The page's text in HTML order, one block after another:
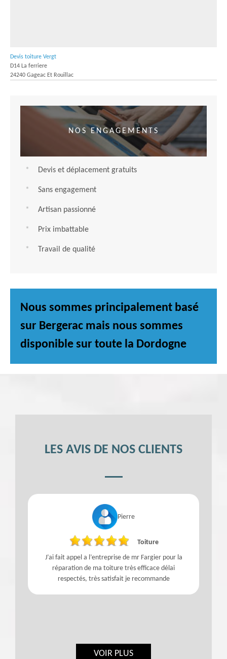
Devis toiture Vergt
D14 La ferriere
24240 Gageac Et Rouillac
NOS ENGAGEMENTS
Devis et déplacement gratuits
Sans engagement
Artisan passionné
Prix imbattable
Travail de qualité
Nous sommes principalement basé
sur Bergerac mais nous sommes
disponible sur toute la Dordogne
LES AVIS DE NOS CLIENTS
Pierre
Toiture
J’ai fait appel a l’entreprise de mr Fargier pour la
réparation de ma toiture très efficace délai
respectés, très satisfait je recommande
VOIR PLUS